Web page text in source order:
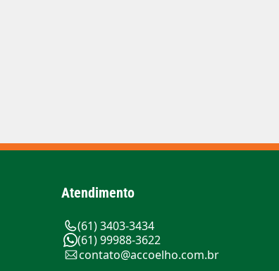
Atendimento
(61) 3403-3434
(61) 99988-3622
contato@accoelho.com.br